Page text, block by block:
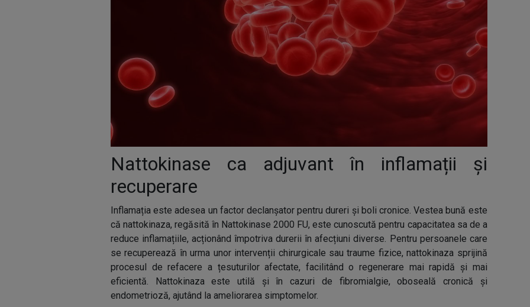
Nattokinase ca adjuvant în inflamații și
recuperare
Inflamația este adesea un factor declanșator pentru dureri și boli cronice. Vestea bună este
că nattokinaza, regăsită în Nattokinase 2000 FU, este cunoscută pentru capacitatea sa de a
reduce inflamațiile, acționând împotriva durerii în afecțiuni diverse. Pentru persoanele care
se recuperează în urma unor intervenții chirurgicale sau traume fizice, nattokinaza sprijină
procesul de refacere a țesuturilor afectate, facilitând o regenerare mai rapidă și mai
eficientă. Nattokinaza este utilă și în cazuri de fibromialgie, oboseală cronică și
endometrioză, ajutând la ameliorarea simptomelor.